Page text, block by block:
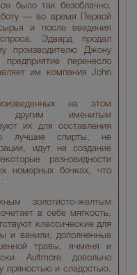
было так безоблачно.
— во время Первой
и после введения
Эдвард продал
производителю Джону
перенесло
им компания John
на этом
другим именитым
их для составления
лучшие спирты, не
идут на создание
разновидности
номерных бочках, что
золотисто-желтым
в себе мягкость,
классические для
и ванили, дополненные
травы, ячменя и
Aultmore довольно
пряностью и сладостью.